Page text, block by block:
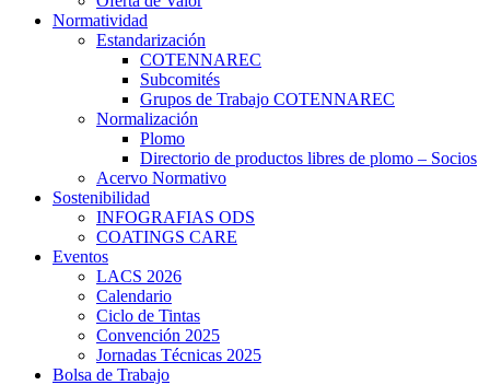
Normatividad
Estandarización
COTENNAREC
Subcomités
Grupos de Trabajo COTENNAREC
Normalización
Plomo
Directorio de productos libres de plomo – Socios
Acervo Normativo
Sostenibilidad
INFOGRAFIAS ODS
COATINGS CARE
Eventos
LACS 2026
Calendario
Ciclo de Tintas
Convención 2025
Jornadas Técnicas 2025
Bolsa de Trabajo